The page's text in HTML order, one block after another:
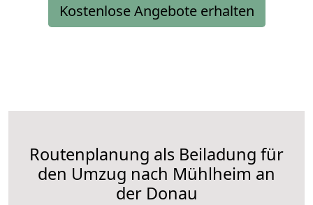
Kostenlose Angebote erhalten
Routenplanung als Beiladung für
den Umzug nach Mühlheim an
der Donau